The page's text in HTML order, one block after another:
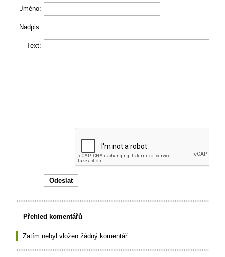
Jméno:
Nadpis:
Text:
Přehled komentářů
Zatím nebyl vložen žádný komentář